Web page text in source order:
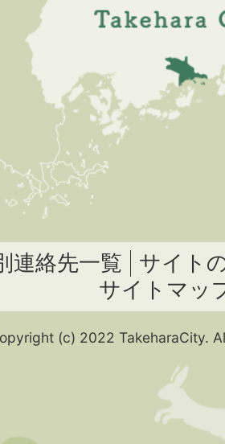
連絡先一覧
サイト
サイトマッ
(c) 2022 TakeharaCity.